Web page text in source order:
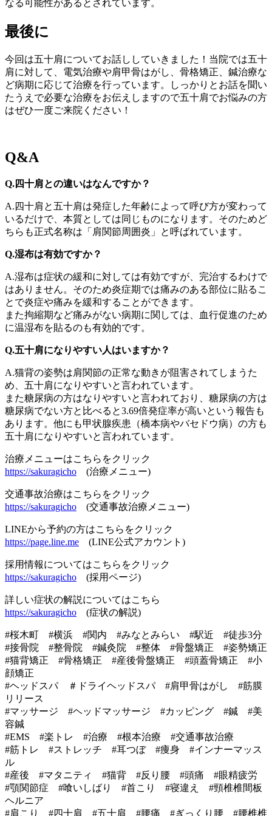
なる可能性があるとされています。
最後に
今回は五十肩についてお話ししていきました！当院では五十
肩に対して、電気治療や肩甲骨はがし、骨格矯正、鍼治療な
ど病期に応じて治療を行っています。しっかりとお話を聞い
たうえで必要な治療をお伝えしますので五十肩でお悩みの方
はぜひ一度ご来院ください！
Q&A
Q.四十肩との違いはなんですか？
A.四十肩と五十肩は発症した年齢によって呼び方が変わって
いるだけで、本質としては同じものになります。そのためど
ちらも正式名称は「肩関節周囲炎」と呼ばれています。
Q.湿布は有効ですか？
A.湿布は症状の緩和に対しては有効ですが、完治するわけで
はありません。そのため炎症期では痛みのある部位に貼るこ
とで炎症や痛みを緩和することができます。
また拘縮期など痛みがない病期に関しては、血行促進のため
に温湿布を貼るのも有効的です。
Q.五十肩になりやすい人はいますか？
A.猫背の姿勢は肩関節の正常な動きが阻害されてしまうた
め、五十肩になりやすいと言われています。
また糖尿病の方はなりやすいと言われており、糖尿病の方は
糖尿病でない方と比べると3.69倍発症率が高いという報告も
あります。他にも甲状腺疾患（橋本病やバセドウ病）の方も
五十肩になりやすいと言われています。
治療メニューはこちらをクリック
https://sakuragicho (治療メニュー)
交通事故治療はこちらをクリック
https://sakuragicho (交通事故治療メニュー)
LINEから予約の方はこちらをクリック
https://page.line.me (LINE公式アカウント)
採用情報についてはこちらをクリック
https://sakuragicho (採用ページ)
詳しい症状の解説についてはこちら
https://sakuragicho (症状の解説)
#桜木町 #横浜 #関内 #みなとみらい #駅近 #徒歩3分
#接骨院 #整骨院 #鍼灸院 #整体 #骨盤矯正 #姿勢矯正
#猫背矯正 #骨格矯正 #産後骨盤矯正 #頭蓋骨矯正 #小
顔矯正
#ヘッドスパ ＃ドライヘッドスパ #肩甲骨はがし #筋膜
リリース
#マッサージ #ヘッドマッサージ #カッピング #鍼 #美
容鍼
#EMS #楽トレ #治療 #根本治療 #交通事故治療
#筋トレ #ストレッチ #耳つぼ #痩身 #インナーマッス
ル
#産後 #マタニティ #猫背 #反り腰 #頭痛 #眼精疲労
#顎関節症 #喰いしばり #首こり #寝違え #頸椎椎間板
ヘルニア
#肩こり #四十肩 #五十肩 #腰痛 #ぎっくり腰 #腰椎椎